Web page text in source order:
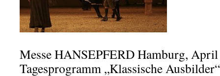
Messe HANSEPFERD Hamburg, April
Tagesprogramm „Klassische Ausbilder“